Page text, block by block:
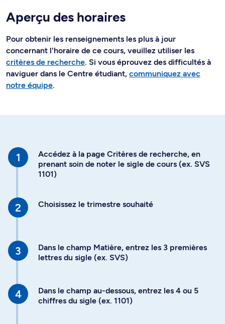
Aperçu des horaires
Pour obtenir les renseignements les plus à jour
concernant l'horaire de ce cours, veuillez utiliser les
critères de recherche. Si vous éprouvez des difficultés à
naviguer dans le Centre étudiant, communiquez avec
notre équipe.
Accédez à la page Critères de recherche, en
prenant soin de noter le sigle de cours (ex. SVS
1101)
Choisissez le trimestre souhaité
Dans le champ Matière, entrez les 3 premières
lettres du sigle (ex. SVS)
Dans le champ au-dessous, entrez les 4 ou 5
chiffres du sigle (ex. 1101)